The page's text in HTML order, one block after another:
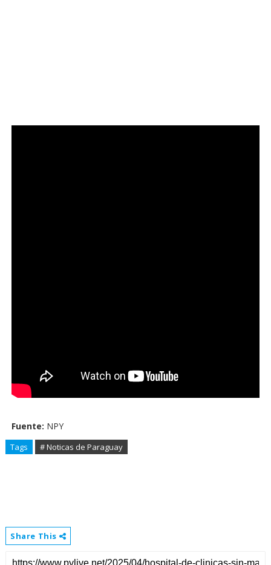
Fuente: NPY
Tags # Noticas de Paraguay
Share This